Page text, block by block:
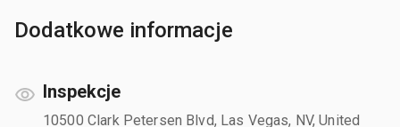
Dodatkowe informacje
Inspekcje
10500 Clark Petersen Blvd, Las Vegas, NV, United